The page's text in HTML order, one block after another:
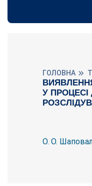
ГОЛОВНА
У
О. О.